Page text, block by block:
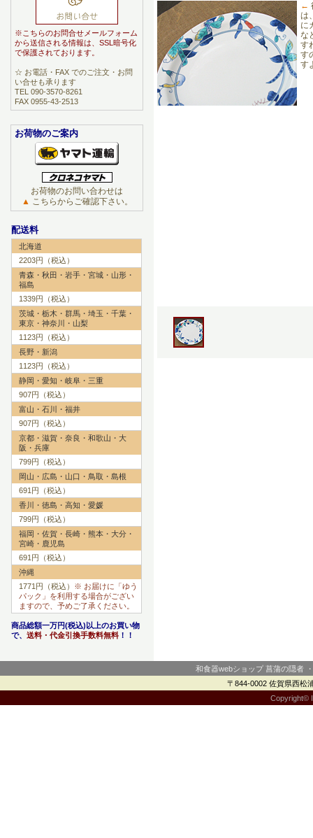
←
は
に
な
す
す
す
※こちらのお問合せメールフォーム
から送信される情報は、SSL暗号化
で保護されております。
☆ お電話・FAX でのご注文・お問
い合せも承ります
TEL 090-3570-8261
FAX 0955-43-2513
お荷物のご案内
お荷物のお問い合わせは
▲ こちらからご確認下さい。
配送料
北海道
2203円（税込）
青森・秋田・岩手・宮城・山形・
福島
1339円（税込）
茨城・栃木・群馬・埼玉・千葉・
東京・神奈川・山梨
1123円（税込）
長野・新潟
1123円（税込）
静岡・愛知・岐阜・三重
907円（税込）
富山・石川・福井
907円（税込）
京都・滋賀・奈良・和歌山・大
阪・兵庫
799円（税込）
岡山・広島・山口・鳥取・島根
691円（税込）
香川・徳島・高知・愛媛
799円（税込）
福岡・佐賀・長崎・熊本・大分・
宮崎・鹿児島
691円（税込）
沖縄
1771円（税込） ※ お届けに「ゆう
パック」を利用する場合がござい
ますので、予めご了承ください。
商品総額一万円(税込)以上のお買い物
で、 送料・代金引換手数料無料 ！！
和食器webショップ 菖蒲の隠者
〒844-0002 佐賀県西松
Copyright©